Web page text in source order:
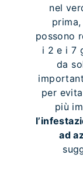
nel
possono
i 2 e i 7
da
per
più
ad